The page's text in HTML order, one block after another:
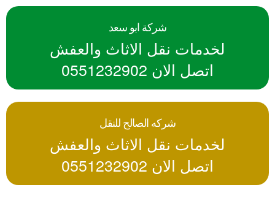
شركة ابو سعد
لخدمات نقل الاثاث والعفش
اتصل الان 0551232902
شركه الصالح للنقل
لخدمات نقل الاثاث والعفش
اتصل الان 0551232902